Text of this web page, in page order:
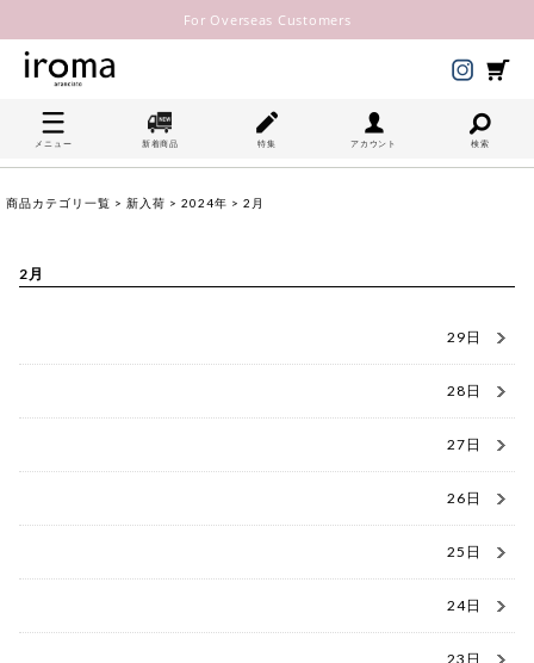
For Overseas Customers
メニュー 新着商品 特集 アカウント 検索
商品カテゴリ一覧 > 新入荷 > 2024年 > 2月
2月
29日
28日
27日
26日
25日
24日
23日